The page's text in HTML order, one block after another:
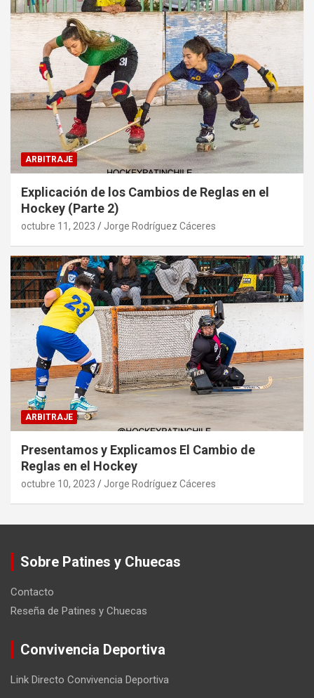
ARBITRAJE
Explicación de los Cambios de Reglas en el
Hockey (Parte 2)
octubre 11, 2023 Jorge Rodríguez Cáceres
ARBITRAJE
Presentamos y Explicamos El Cambio de
Reglas en el Hockey
octubre 10, 2023 Jorge Rodríguez Cáceres
Sobre Patines y Chuecas
Contacto
Reseña de Patines y Chuecas
Convivencia Deportiva
Link Directo Convivencia Deportiva